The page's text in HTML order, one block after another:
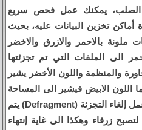
الصلب، يمكنك عمل فحص سريع
تخزين البيانات عليه، بحيث
ملونة بالاحمر والازرق والاخضر
الى الملفات التي تم تجزئتها
والمنظمة واللون الأخضر يشير
اللون الابيض فيشير الى المساحة
الحرة من القرص الصلب، وعند عمل إلغاء التجزئة (Defragment) يتم
زرقاء وهكذا الى غاية إنتهاء